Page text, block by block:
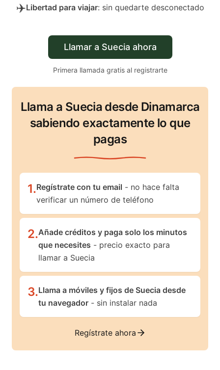
✈️Libertad para viajar: sin quedarte desconectado
Llamar a Suecia ahora
Primera llamada gratis al registrarte
Llama a Suecia desde Dinamarca
sabiendo exactamente lo que
pagas
1.Regístrate con tu email - no hace falta
verificar un número de teléfono
2.Añade créditos y paga solo los minutos
que necesites - precio exacto para
llamar a Suecia
3.Llama a móviles y fijos de Suecia desde
tu navegador - sin instalar nada
Regístrate ahora